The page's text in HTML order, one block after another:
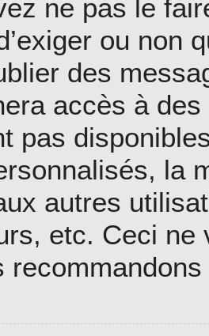
ne pas le
ou non
des
accès à
pas
la
autres
etc. Ceci